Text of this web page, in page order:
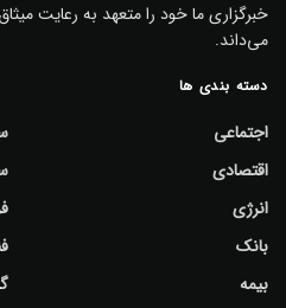
خبرگزاری ما خود را متعهد به رعایت
می‌داند.
دسته بندی ها
اجتماعی
اقتصادی
انرژی
بانک
بیمه